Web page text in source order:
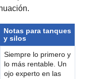
Notas para tanques
y silos
Siempre lo primero y
lo más rentable. Un
ojo experto en las